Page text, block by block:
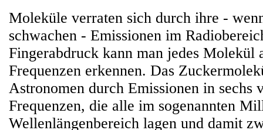
Moleküle verraten sich durch ihre -
schwachen - Emissionen im
Fingerabdruck kann man jedes Molekül
Frequenzen erkennen. Das
Astronomen durch Emissionen in sechs
Frequenzen, die alle im sogenannten
Wellenlängenbereich lagen und damit